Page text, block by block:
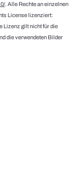
. Alle Rechte an einzelnen
License lizenziert:
Lizenz gilt nicht für die
die verwendeten Bilder